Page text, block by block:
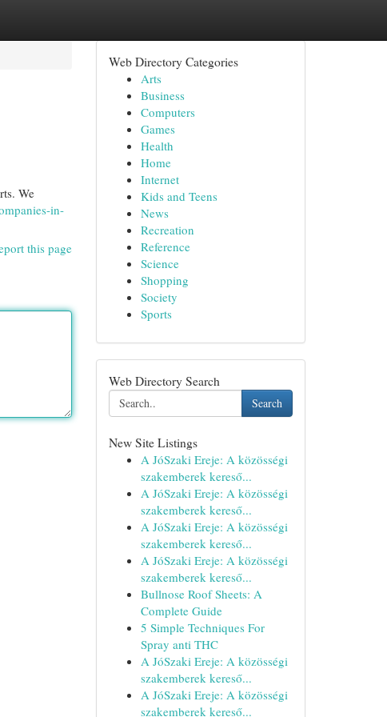
We
in-
this page
Web Directory Categories
Arts
Business
Computers
Games
Health
Home
Internet
Kids and Teens
News
Recreation
Reference
Science
Shopping
Society
Sports
Web Directory Search
Search
New Site Listings
A JóSzaki Ereje: A közösségi
szakemberek kereső...
A JóSzaki Ereje: A közösségi
szakemberek kereső...
A JóSzaki Ereje: A közösségi
szakemberek kereső...
A JóSzaki Ereje: A közösségi
szakemberek kereső...
Bullnose Roof Sheets: A
Complete Guide
5 Simple Techniques For
Spray anti THC
A JóSzaki Ereje: A közösségi
szakemberek kereső...
A JóSzaki Ereje: A közösségi
szakemberek kereső...